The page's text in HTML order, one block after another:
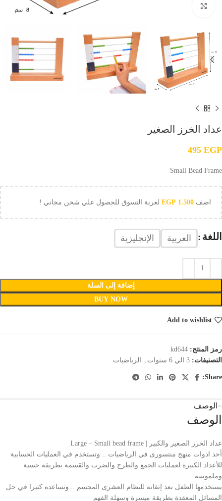
عداد الخرز الصغير
495 EGP
Small Bead Frame
اضف 1.500
EGP لعربة التسوق للحصول علي شحن مجاني !
اللغة العربية الإنجليزية
إضافة إلى السلة
BUY NOW
Add to wishlist
رمز المنتج: kd644
التصنيفات: 3 الي 6 سنوات , الرياضيات
Share:
الوصف
الوصف
عداد الخرز الصغير والكبير | Large – Small bead frame
أحد ادوات منهج منتسورى في الرياضيات .. وتستخدم في العمليات الحسابية
للأعداد الكبيرة لعمليات الجمع والطرح والضرب والقسمة بطريقة حسية
وملموسة
يستخدمها الطفل بعد إتقانه للنظام العشرى المجسم .. وتساعده كثيرا في حل
المسائل المعقدة بطريقة ميسرة وسهلة الفهم